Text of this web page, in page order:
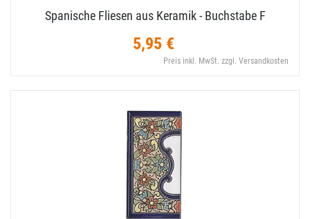
Spanische Fliesen aus Keramik - Buchstabe F
5,95 €
Preis inkl. MwSt. zzgl. Versandkosten